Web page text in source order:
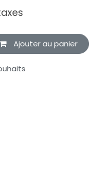
Ajouter au panier